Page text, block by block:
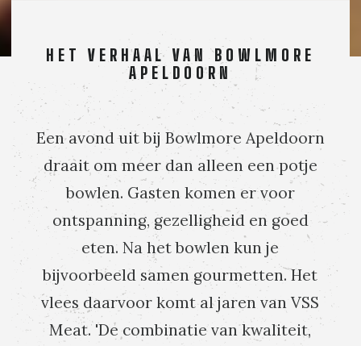
HET VERHAAL VAN BOWLMORE
APELDOORN
Een avond uit bij Bowlmore Apeldoorn
draait om meer dan alleen een potje
bowlen. Gasten komen er voor
ontspanning, gezelligheid en goed
eten. Na het bowlen kun je
bijvoorbeeld samen gourmetten. Het
vlees daarvoor komt al jaren van VSS
Meat. 'De combinatie van kwaliteit,